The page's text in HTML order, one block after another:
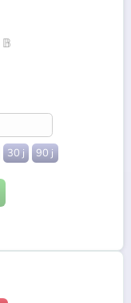
𝔹
30 j 90 j